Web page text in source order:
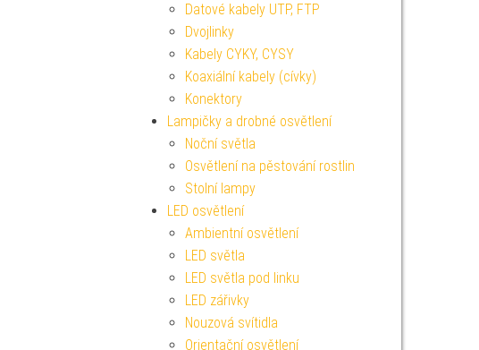
Datové kabely UTP, FTP
Dvojlinky
Kabely CYKY, CYSY
Koaxiální kabely (cívky)
Konektory
Lampičky a drobné osvětlení
Noční světla
Osvětlení na pěstování rostlin
Stolní lampy
LED osvětlení
Ambientní osvětlení
LED světla
LED světla pod linku
LED zářivky
Nouzová svítidla
Orientační osvětlení